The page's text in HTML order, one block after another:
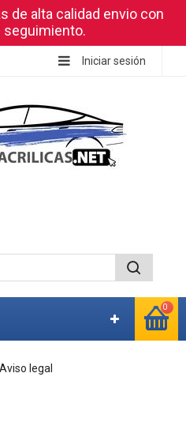
de alta calidad envio con
seguimiento.
Iniciar sesión
0
Aviso legal